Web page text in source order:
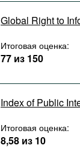
Global Right to
Итоговая оценка:
77 из 150
Index of Public
Итоговая оценка:
8,58 из 10